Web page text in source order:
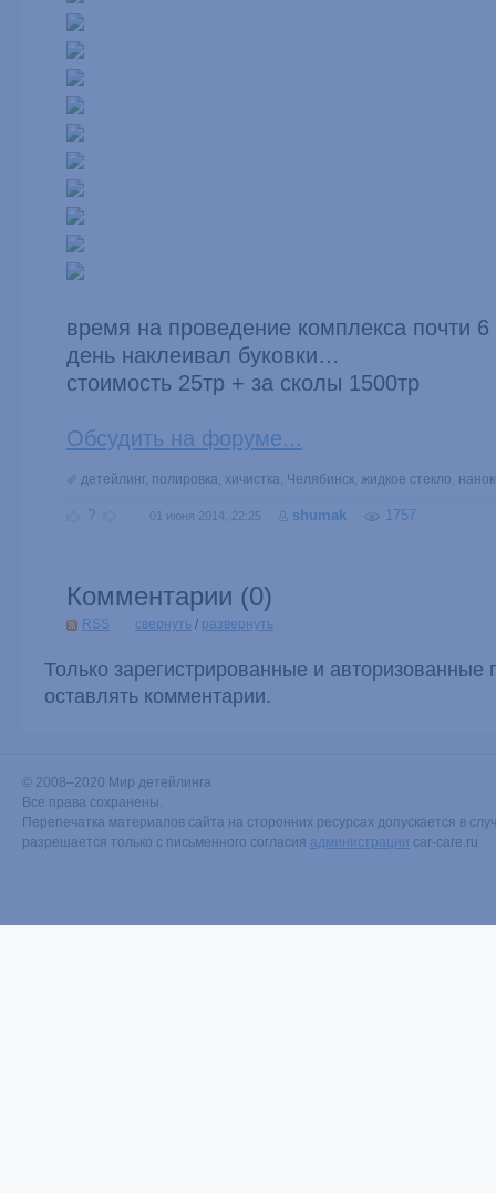
время на проведение комплекса почти
день наклеивал буковки…
стоимость 25тр + за сколы 1500тр
Обсудить на форуме...
детейлинг, полировка, хичистка, Челябинск, жидкое стекло,
? 01 июня 2014, 22:25 shumak 1757
Комментарии (0)
RSS свернуть / развернуть
Только зарегистрированные и авторизованные
оставлять комментарии.
© 2008–2020 Мир детейлинга
Все права сохранены.
Перепечатка материалов сайта на сторонних ресурсах допускается в
разрешается только с письменного согласия администрации car-care.ru